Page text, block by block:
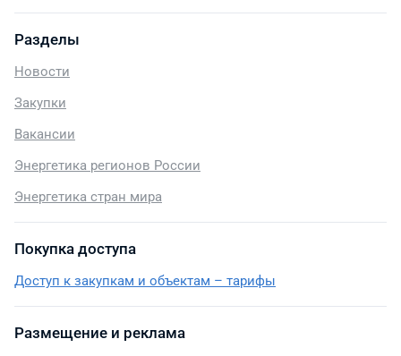
Разделы
Новости
Закупки
Вакансии
Энергетика регионов России
Энергетика стран мира
Покупка доступа
Доступ к закупкам и объектам – тарифы
Размещение и реклама